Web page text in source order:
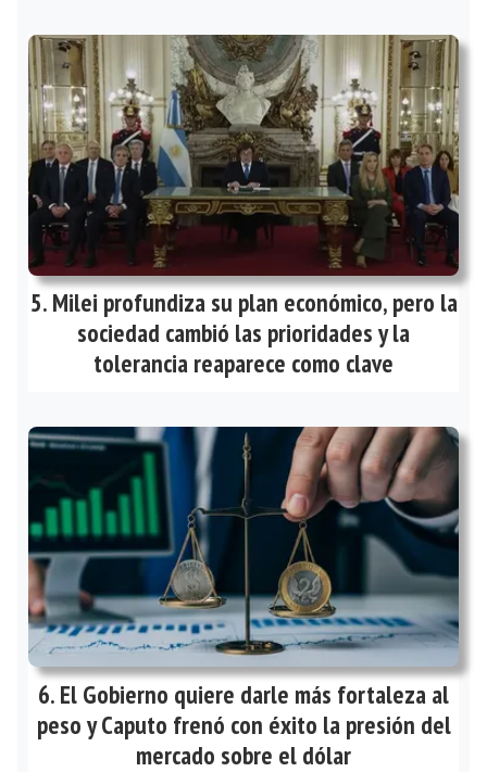
Milei profundiza su plan económico, pero la
sociedad cambió las prioridades y la
tolerancia reaparece como clave
El Gobierno quiere darle más fortaleza al
peso y Caputo frenó con éxito la presión del
mercado sobre el dólar